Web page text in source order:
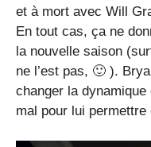
et à mort avec Will
En tout cas, ça ne
la nouvelle saison
ne l’est pas, 🙂 ).
changer la dynamique
mal pour lui